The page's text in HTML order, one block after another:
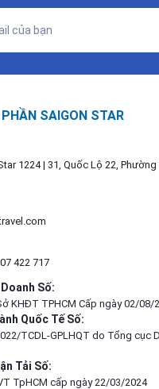
SAIGON STAR
1224 | 31, Quốc Lộ 22,
422 717
Số:
KHĐT TPHCM Cấp ngày 02/08/
Quốc Tế Số:
TCDL-GPLHQT do Tổng cục
Tải Số:
TpHCM cấp ngày 22/03/2024